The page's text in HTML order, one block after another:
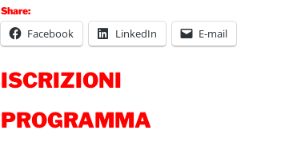
Share:
Facebook LinkedIn E-mail
ISCRIZIONI
PROGRAMMA